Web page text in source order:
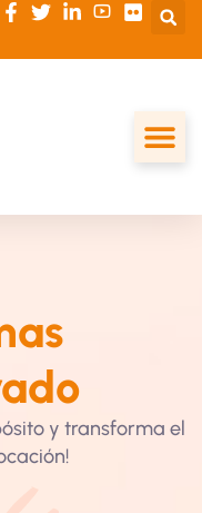
y transforma el